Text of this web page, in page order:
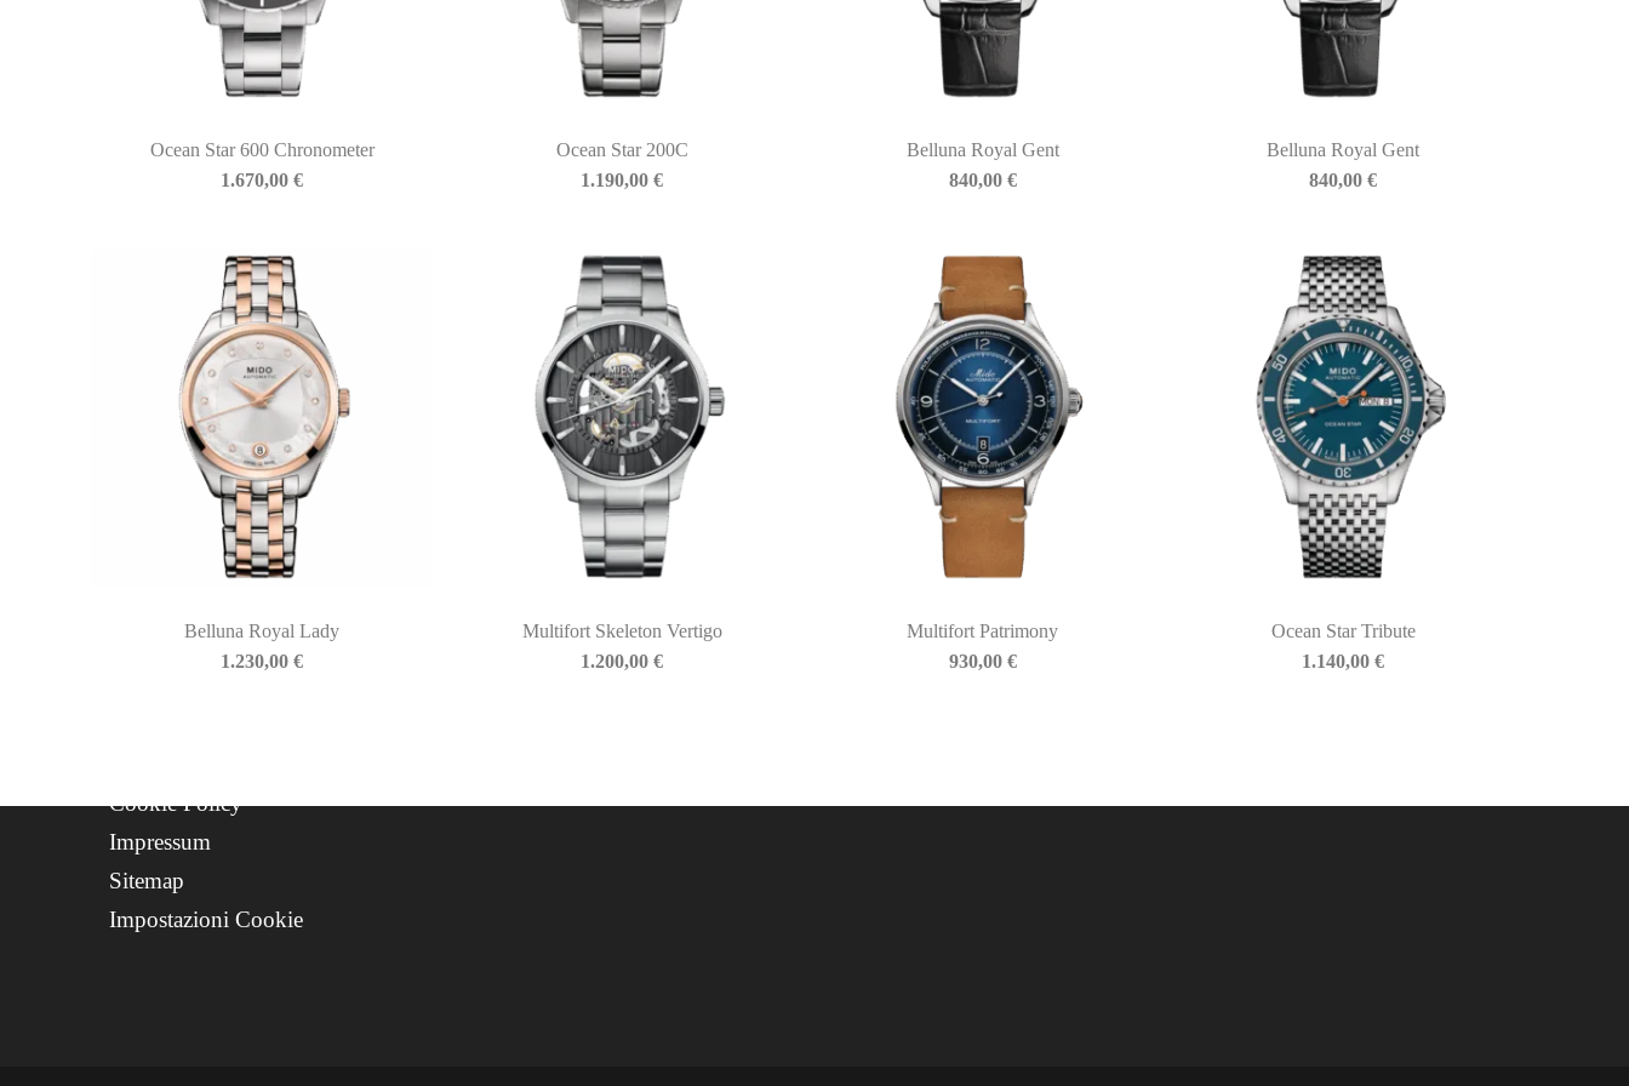
Ocean Star 600 Chronometer
1.670,00€
Ocean Star 200C
1.190,00€
Belluna Royal Gent
840,00 €
Belluna Royal Gent
840,00€
Belluna Royal Lady
1.230,00€
Multifort Skeleton Vertigo
1.200,00€
Multifort Patrimony
930,00 €
Ocean Star Tribute
1.140,00€
BIASINI JEWELRY
39012 Merano (BZ) – Italy
Telefono: +39 0473 236173
info@biasinijewelry.it
P.IVA: IT01508870217
QUICKLINKS
WhatsApp Support
Cookie Policy
Impressum
Sitemap
Impostazioni Cookie